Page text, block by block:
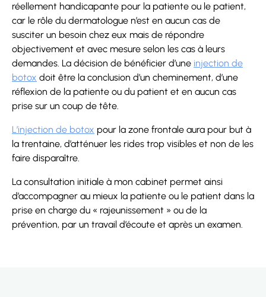
réellement handicapante pour la patiente ou le patient,
car le rôle du dermatologue n’est en aucun cas de
susciter un besoin chez eux mais de répondre
objectivement et avec mesure selon les cas à leurs
demandes. La décision de bénéficier d’une injection de
botox doit être la conclusion d’un cheminement, d’une
réflexion de la patiente ou du patient et en aucun cas
prise sur un coup de tête.
L’injection de botox pour la zone frontale aura pour but à
la trentaine, d’atténuer les rides trop visibles et non de les
faire disparaître.
La consultation initiale à mon cabinet permet ainsi
d’accompagner au mieux la patiente ou le patient dans la
prise en charge du « rajeunissement » ou de la
prévention, par un travail d’écoute et après un examen.